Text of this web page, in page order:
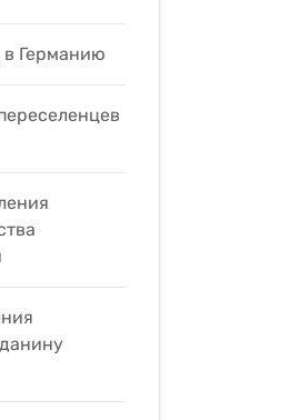
Германию